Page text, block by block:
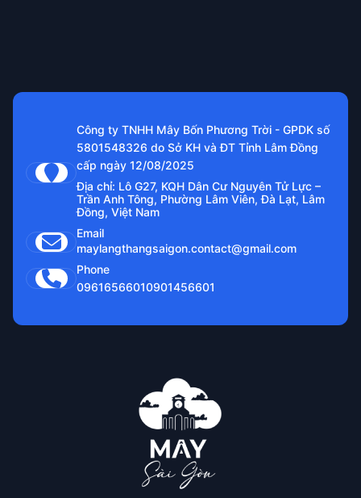
Công ty TNHH Mây Bốn Phương Trời - GPDK số
5801548326 do Sở KH và ĐT Tỉnh Lâm Đồng
cấp ngày 12/08/2025
Địa chỉ: Lô G27, KQH Dân Cư Nguyên Tử Lực –
Trần Anh Tông, Phường Lâm Viên, Đà Lạt, Lâm
Đồng, Việt Nam
Email
maylangthangsaigon.contact@gmail.com
Phone
09616566010901456601